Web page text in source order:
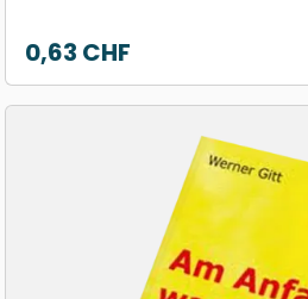
Prix
0,63 CHF